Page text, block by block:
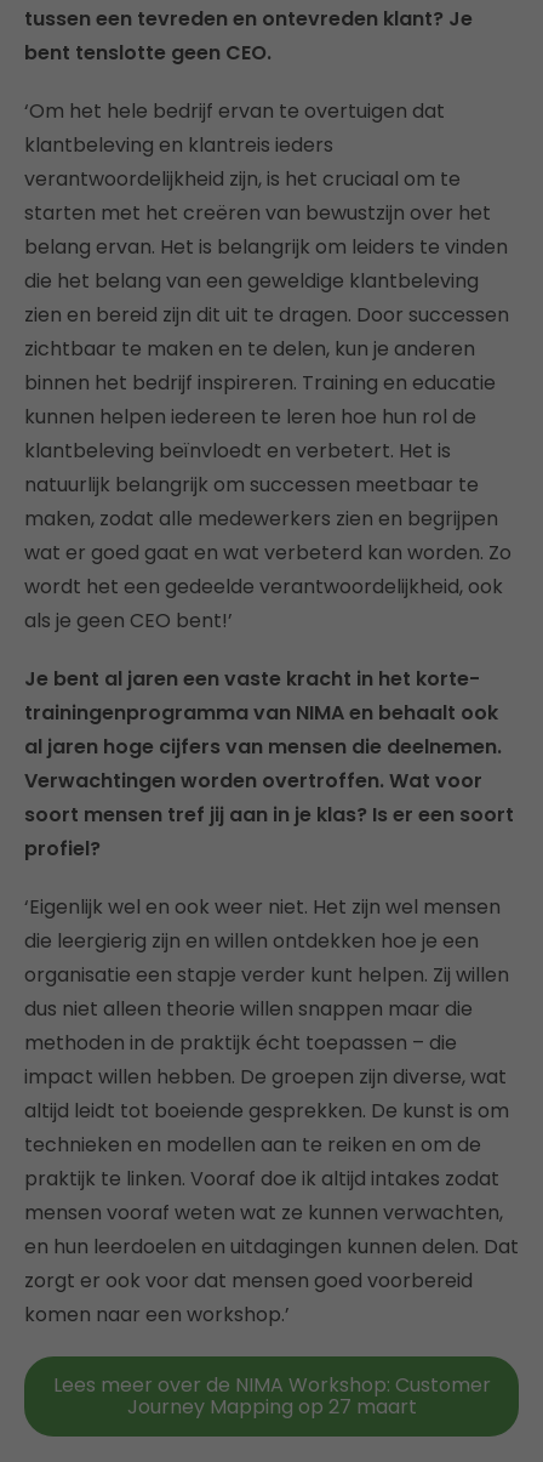
tussen een tevreden en ontevreden klant? Je
bent tenslotte geen CEO.
‘Om het hele bedrijf ervan te overtuigen dat
klantbeleving en klantreis ieders
verantwoordelijkheid zijn, is het cruciaal om te
starten met het creëren van bewustzijn over het
belang ervan. Het is belangrijk om leiders te vinden
die het belang van een geweldige klantbeleving
zien en bereid zijn dit uit te dragen. Door successen
zichtbaar te maken en te delen, kun je anderen
binnen het bedrijf inspireren. Training en educatie
kunnen helpen iedereen te leren hoe hun rol de
klantbeleving beïnvloedt en verbetert. Het is
natuurlijk belangrijk om successen meetbaar te
maken, zodat alle medewerkers zien en begrijpen
wat er goed gaat en wat verbeterd kan worden. Zo
wordt het een gedeelde verantwoordelijkheid, ook
als je geen CEO bent!’
Je bent al jaren een vaste kracht in het korte-
trainingenprogramma van NIMA en behaalt ook
al jaren hoge cijfers van mensen die deelnemen.
Verwachtingen worden overtroffen. Wat voor
soort mensen tref jij aan in je klas? Is er een soort
profiel?
‘Eigenlijk wel en ook weer niet. Het zijn wel mensen
die leergierig zijn en willen ontdekken hoe je een
organisatie een stapje verder kunt helpen. Zij willen
dus niet alleen theorie willen snappen maar die
methoden in de praktijk écht toepassen – die
impact willen hebben. De groepen zijn diverse, wat
altijd leidt tot boeiende gesprekken. De kunst is om
technieken en modellen aan te reiken en om de
praktijk te linken. Vooraf doe ik altijd intakes zodat
mensen vooraf weten wat ze kunnen verwachten,
en hun leerdoelen en uitdagingen kunnen delen. Dat
zorgt er ook voor dat mensen goed voorbereid
komen naar een workshop.’
Lees meer over de NIMA Workshop: Customer
Journey Mapping op 27 maart